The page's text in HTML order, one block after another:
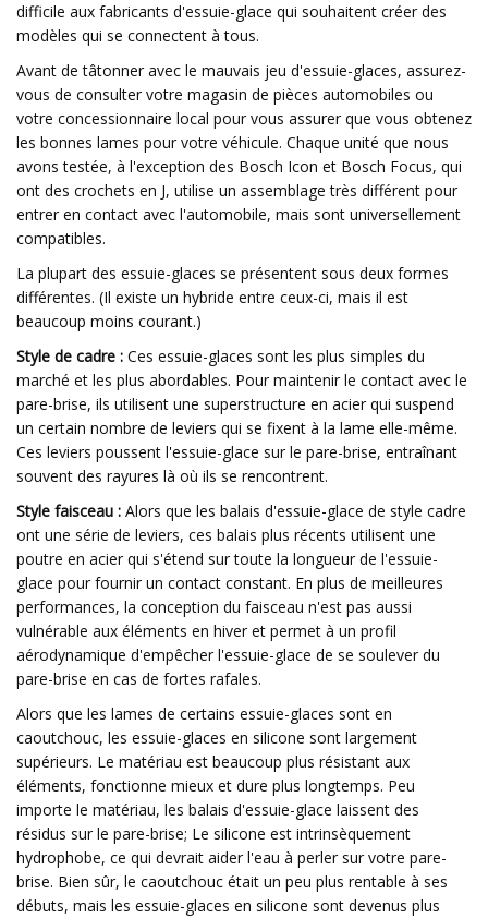
difficile aux fabricants d'essuie-glace qui souhaitent créer des
modèles qui se connectent à tous.
Avant de tâtonner avec le mauvais jeu d'essuie-glaces, assurez-
vous de consulter votre magasin de pièces automobiles ou
votre concessionnaire local pour vous assurer que vous obtenez
les bonnes lames pour votre véhicule. Chaque unité que nous
avons testée, à l'exception des Bosch Icon et Bosch Focus, qui
ont des crochets en J, utilise un assemblage très différent pour
entrer en contact avec l'automobile, mais sont universellement
compatibles.
La plupart des essuie-glaces se présentent sous deux formes
différentes. (Il existe un hybride entre ceux-ci, mais il est
beaucoup moins courant.)
Style de cadre : Ces essuie-glaces sont les plus simples du
marché et les plus abordables. Pour maintenir le contact avec le
pare-brise, ils utilisent une superstructure en acier qui suspend
un certain nombre de leviers qui se fixent à la lame elle-même.
Ces leviers poussent l'essuie-glace sur le pare-brise, entraînant
souvent des rayures là où ils se rencontrent.
Style faisceau : Alors que les balais d'essuie-glace de style cadre
ont une série de leviers, ces balais plus récents utilisent une
poutre en acier qui s'étend sur toute la longueur de l'essuie-
glace pour fournir un contact constant. En plus de meilleures
performances, la conception du faisceau n'est pas aussi
vulnérable aux éléments en hiver et permet à un profil
aérodynamique d'empêcher l'essuie-glace de se soulever du
pare-brise en cas de fortes rafales.
Alors que les lames de certains essuie-glaces sont en
caoutchouc, les essuie-glaces en silicone sont largement
supérieurs. Le matériau est beaucoup plus résistant aux
éléments, fonctionne mieux et dure plus longtemps. Peu
importe le matériau, les balais d'essuie-glace laissent des
résidus sur le pare-brise; Le silicone est intrinsèquement
hydrophobe, ce qui devrait aider l'eau à perler sur votre pare-
brise. Bien sûr, le caoutchouc était un peu plus rentable à ses
débuts, mais les essuie-glaces en silicone sont devenus plus